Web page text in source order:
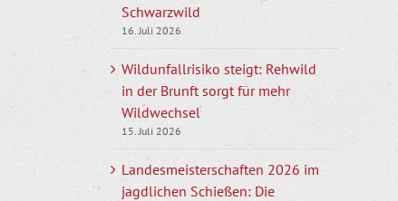
Schwarzwild
16. Juli 2026
Wildunfallrisiko steigt: Rehwild
in der Brunft sorgt für mehr
Wildwechsel
15. Juli 2026
Landesmeisterschaften 2026 im
jagdlichen Schießen: Die